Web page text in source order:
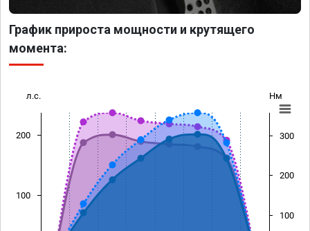
График прироста мощности и крутящего
момента:
л.с. Нм
100
200
100
200
300